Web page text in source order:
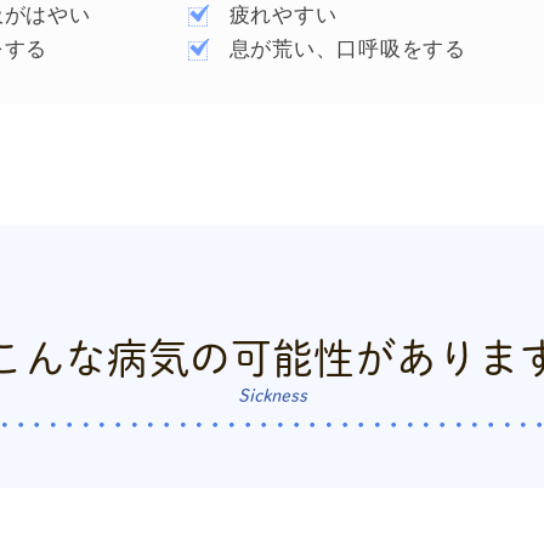
はやい
る
疲れやすい
息が荒い、口呼吸をする
んな病気の可能性がありま
Sickness